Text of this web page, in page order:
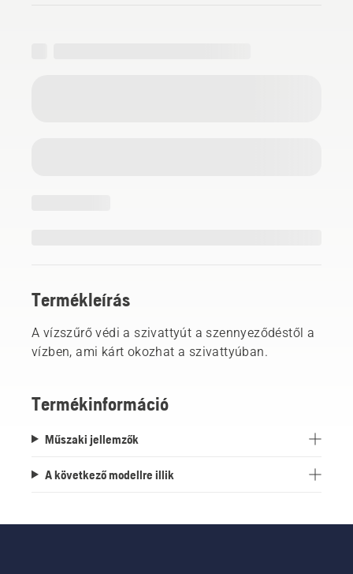
Termékleírás
A vízszűrő védi a szivattyút a szennyeződéstől a
vízben, ami kárt okozhat a szivattyúban.
Termékinformáció
Műszaki jellemzők
A következő modellre illik